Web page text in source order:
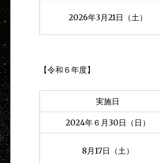
2026年3月21日（土）
【令和６年度】
実施日
2024年６月30日（日）
8月17日（土）